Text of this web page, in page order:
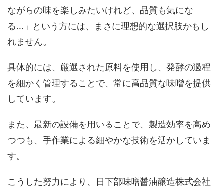
ながらの味を楽しみたいけれど、品質も気にな
る…」という方には、まさに理想的な選択肢かもし
れません。
具体的には、厳選された原料を使用し、発酵の過程
を細かく管理することで、常に高品質な味噌を提供
しています。
また、最新の設備を用いることで、製造効率を高め
つつも、手作業による細やかな技術を活かしていま
す。
こうした努力により、日下部味噌醤油醸造株式会社